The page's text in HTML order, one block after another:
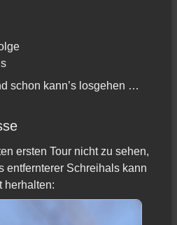
schon kann’s losgehen …
ersten Tour nicht zu sehen,
entfernterer Schreihals kann
herhalten: